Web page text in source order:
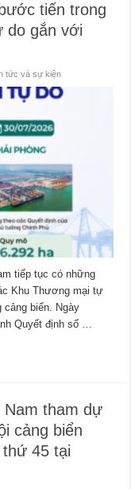
tiến trong
do gắn với
tức và sự kiện
tiếp tục có những
Khu Thương mại tự
cảng biển. Ngày
Quyết định số …
Nam tham dự
cảng biển
45 tại